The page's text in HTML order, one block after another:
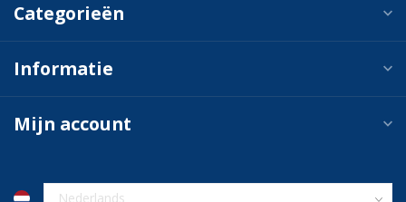
Categorieën
Informatie
Mijn account